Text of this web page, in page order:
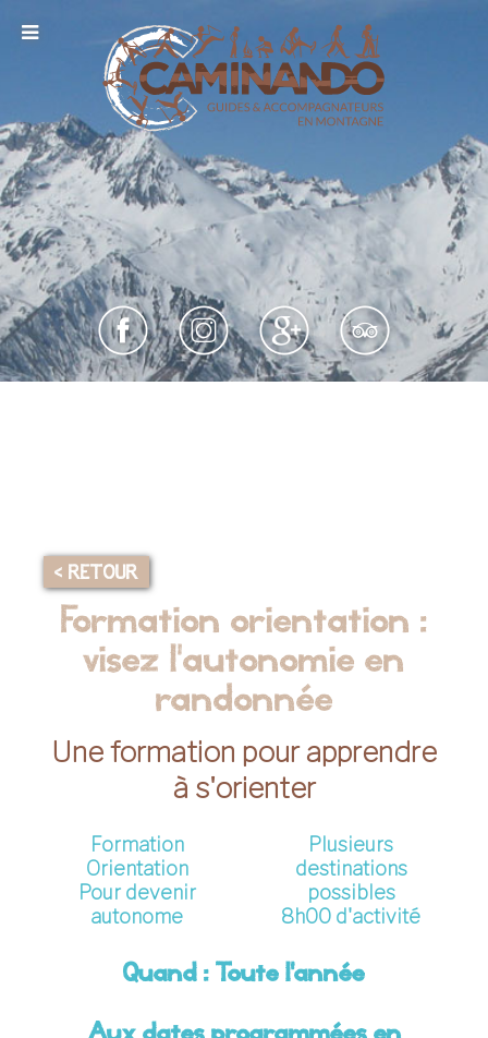
< RETOUR
Formation orientation :
visez l'autonomie en
randonnée
Une formation pour apprendre
à s'orienter
Formation
Orientation
Pour devenir
autonome
Plusieurs
destinations
possibles
8h00 d'activité
Quand : Toute l'année